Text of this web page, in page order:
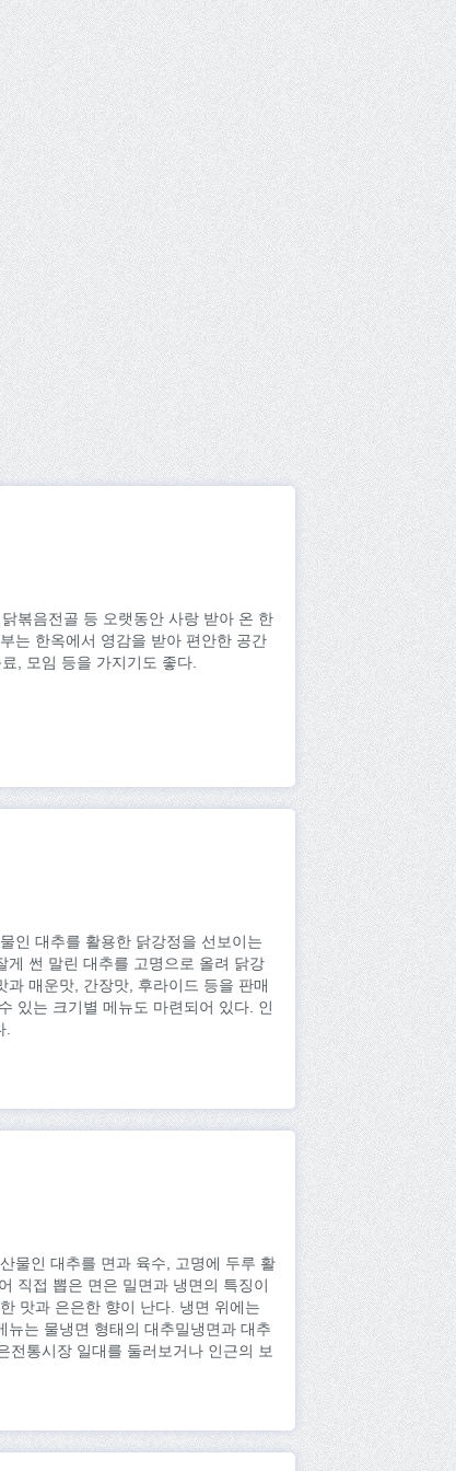
볶음전골 등 오랫동안 사랑 받아 온 한
는 한옥에서 영감을 받아 편안한 공간
, 모임 등을 가지기도 좋다.
인 대추를 활용한 닭강정을 선보이는
게 썬 말린 대추를 고명으로 올려 닭강
매운맛, 간장맛, 후라이드 등을 판매
있는 크기별 메뉴도 마련되어 있다. 인
물인 대추를 면과 육수, 고명에 두루 활
직접 뽑은 면은 밀면과 냉면의 특징이
맛과 은은한 향이 난다. 냉면 위에는
는 물냉면 형태의 대추밀냉면과 대추
전통시장 일대를 둘러보거나 인근의 보